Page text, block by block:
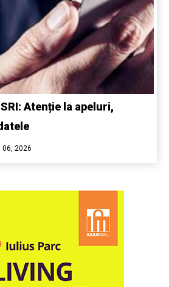
Atenție la apeluri,
06, 2026